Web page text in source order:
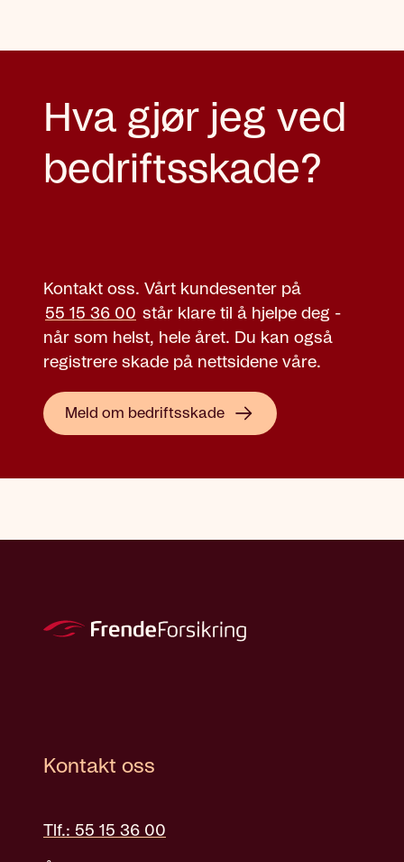
Hva gjør jeg ved
bedriftsskade?
Kontakt oss. Vårt kundesenter på
55 15 36 00 står klare til å hjelpe deg -
når som helst, hele året. Du kan også
registrere skade på nettsidene våre.
Meld om bedriftsskade
Kontakt oss
Tlf.: 55 15 36 00